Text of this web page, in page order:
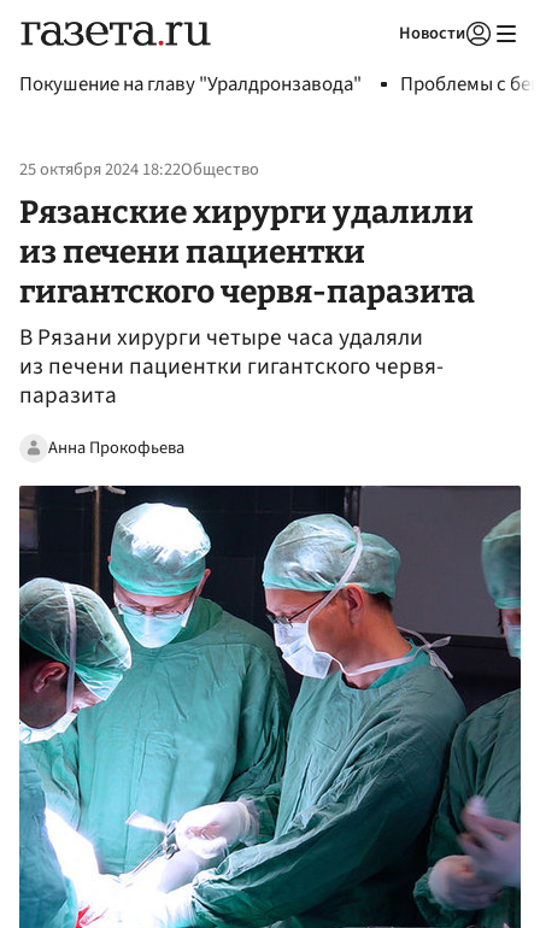
Новости
Покушение на главу "Уралдронзавода" Проблемы с
25 октября 2024 18:22Общество
Рязанские хирурги удалили
из печени пациентки
гигантского червя-паразита
В Рязани хирурги четыре часа удаляли
из печени пациентки гигантского червя-
паразита
Анна Прокофьева